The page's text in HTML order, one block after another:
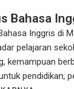
Bahasa
Inggris di
pelajaran
kemampuan
pendidikan,